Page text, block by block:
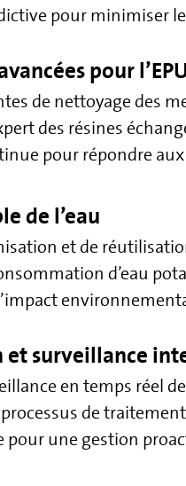
pour minimiser
pour
de nettoyage des
des résines
pour répondre aux
de l’eau
et de
d’eau
surveillance
en temps réel
de
pour une gestion